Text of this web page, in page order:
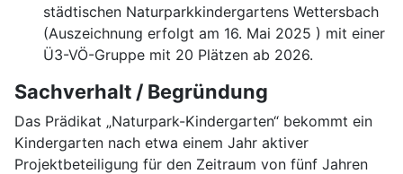
städtischen Naturparkkindergartens Wettersbach
(Auszeichnung erfolgt am 16. Mai 2025 ) mit einer
Ü3-VÖ-Gruppe mit 20 Plätzen ab 2026.
Sachverhalt / Begründung
Das Prädikat „Naturpark-Kindergarten“ bekommt ein
Kindergarten nach etwa einem Jahr aktiver
Projektbeteiligung für den Zeitraum von fünf Jahren